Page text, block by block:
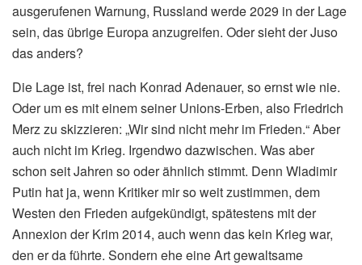
ausgerufenen Warnung, Russland werde 2029 in der Lage
sein, das übrige Europa anzugreifen. Oder sieht der Juso
das anders?
Die Lage ist, frei nach Konrad Adenauer, so ernst wie nie.
Oder um es mit einem seiner Unions-Erben, also Friedrich
Merz zu skizzieren: „Wir sind nicht mehr im Frieden.“ Aber
auch nicht im Krieg. Irgendwo dazwischen. Was aber
schon seit Jahren so oder ähnlich stimmt. Denn Wladimir
Putin hat ja, wenn Kritiker mir so weit zustimmen, dem
Westen den Frieden aufgekündigt, spätestens mit der
Annexion der Krim 2014, auch wenn das kein Krieg war,
den er da führte. Sondern ehe eine Art gewaltsame